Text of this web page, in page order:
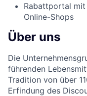
Rabattportal mit
Online-Shops
Über uns
Die
führenden
Tradition von über
Erfindung des